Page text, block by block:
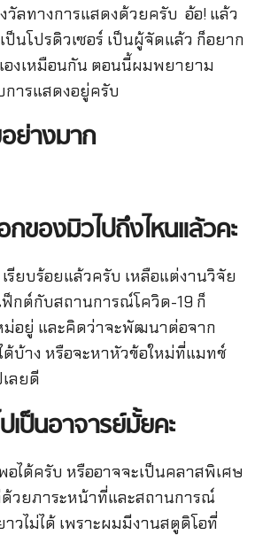
วัลทางการแสดงด้วยครับ อ้อ! แล้ว
นโปรดิวเซอร์ เป็นผู้จัดแล้ว ก็อยาก
องเหมือนกัน ตอนนี้ผมพยายาม
การแสดงอยู่ครับ
ย่างมาก
ของมิวไปถึงไหนแล้วคะ
รียบร้อยแล้วครับ เหลือแต่งานวิจัย
ฟ็กต์กับสถานการณ์โควิด-19 ก็
อยู่ และคิดว่าจะพัฒนาต่อจาก
ด้บ้าง หรือจะหาหัวข้อใหม่ที่แมทช์
ลยดี
ป็นอาจารย์มั้ยคะ
อได้ครับ หรืออาจจะเป็นคลาสพิเศษ
วยภาระหน้าที่และสถานการณ์
วไม่ได้ เพราะผมมีงานสตูดิโอที่